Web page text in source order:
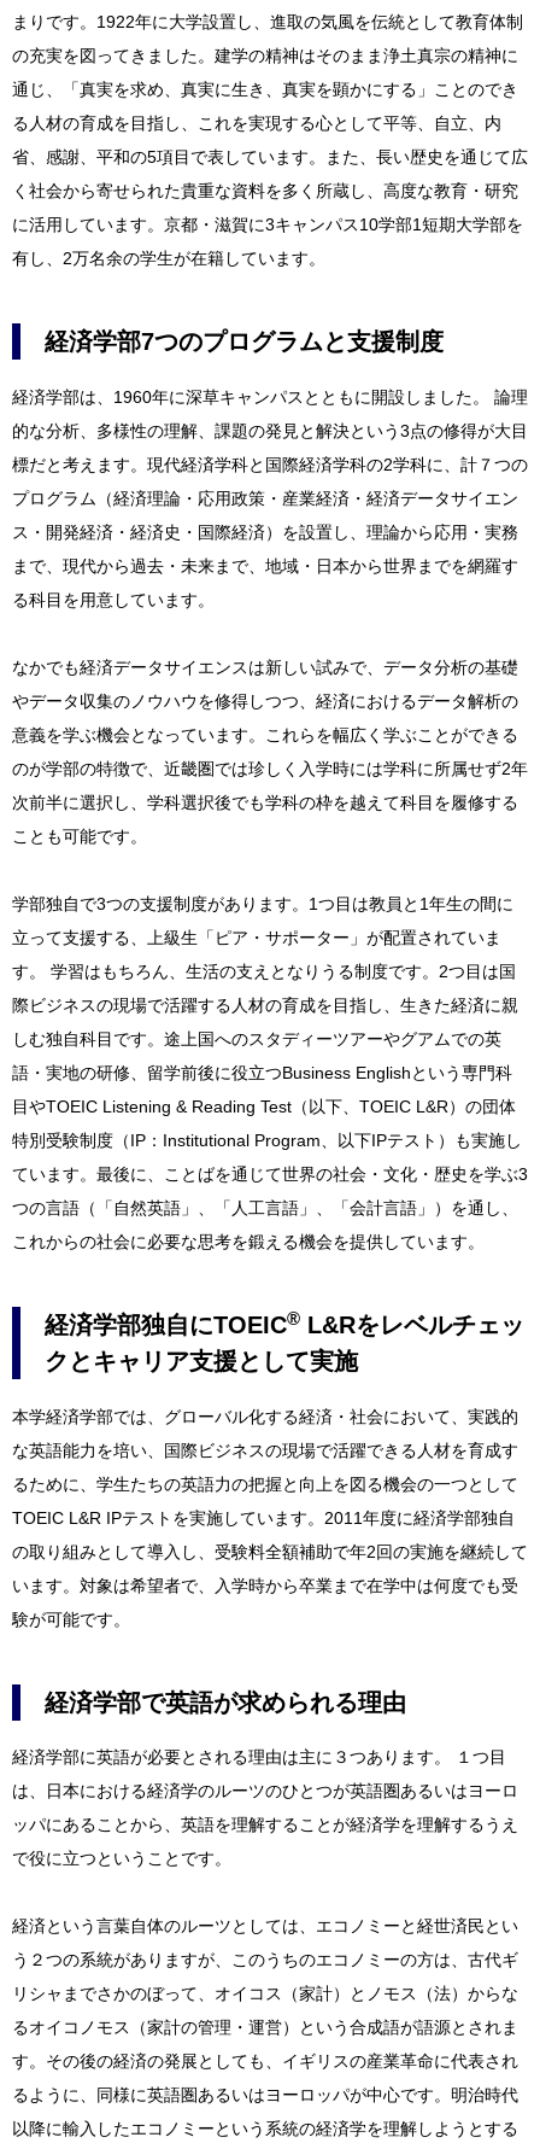
まりです。1922年に大学設置し、進取の気風を伝統として教育体制
の充実を図ってきました。建学の精神はそのまま浄土真宗の精神に
通じ、「真実を求め、真実に生き、真実を顕かにする」ことのでき
る人材の育成を目指し、これを実現する心として平等、自立、内
省、感謝、平和の5項目で表しています。また、長い歴史を通じて広
く社会から寄せられた貴重な資料を多く所蔵し、高度な教育・研究
に活用しています。京都・滋賀に3キャンパス10学部1短期大学部を
有し、2万名余の学生が在籍しています。
経済学部7つのプログラムと支援制度
経済学部は、1960年に深草キャンパスとともに開設しました。 論理
的な分析、多様性の理解、課題の発見と解決という3点の修得が大目
標だと考えます。現代経済学科と国際経済学科の2学科に、計７つの
プログラム（経済理論・応用政策・産業経済・経済データサイエン
ス・開発経済・経済史・国際経済）を設置し、理論から応用・実務
まで、現代から過去・未来まで、地域・日本から世界までを網羅す
る科目を用意しています。
なかでも経済データサイエンスは新しい試みで、データ分析の基礎
やデータ収集のノウハウを修得しつつ、経済におけるデータ解析の
意義を学ぶ機会となっています。これらを幅広く学ぶことができる
のが学部の特徴で、近畿圏では珍しく入学時には学科に所属せず2年
次前半に選択し、学科選択後でも学科の枠を越えて科目を履修する
ことも可能です。
学部独自で3つの支援制度があります。1つ目は教員と1年生の間に
立って支援する、上級生「ピア・サポーター」が配置されていま
す。 学習はもちろん、生活の支えとなりうる制度です。2つ目は国
際ビジネスの現場で活躍する人材の育成を目指し、生きた経済に親
しむ独自科目です。途上国へのスタディーツアーやグアムでの英
語・実地の研修、留学前後に役立つBusiness Englishという専門科
目やTOEIC Listening & Reading Test（以下、TOEIC L&R）の団体
特別受験制度（IP：Institutional Program、以下IPテスト）も実施し
ています。最後に、ことばを通じて世界の社会・文化・歴史を学ぶ3
つの言語（「自然英語」、「人工言語」、「会計言語」）を通し、
これからの社会に必要な思考を鍛える機会を提供しています。
経済学部独自にTOEIC® L&Rをレベルチェッ
クとキャリア支援として実施
本学経済学部では、グローバル化する経済・社会において、実践的
な英語能力を培い、国際ビジネスの現場で活躍できる人材を育成す
るために、学生たちの英語力の把握と向上を図る機会の一つとして
TOEIC L&R IPテストを実施しています。2011年度に経済学部独自
の取り組みとして導入し、受験料全額補助で年2回の実施を継続して
います。対象は希望者で、入学時から卒業まで在学中は何度でも受
験が可能です。
経済学部で英語が求められる理由
経済学部に英語が必要とされる理由は主に３つあります。 １つ目
は、日本における経済学のルーツのひとつが英語圏あるいはヨーロ
ッパにあることから、英語を理解することが経済学を理解するうえ
で役に立つということです。
経済という言葉自体のルーツとしては、エコノミーと経世済民とい
う２つの系統がありますが、このうちのエコノミーの方は、古代ギ
リシャまでさかのぼって、オイコス（家計）とノモス（法）からな
るオイコノモス（家計の管理・運営）という合成語が語源とされま
す。その後の経済の発展としても、イギリスの産業革命に代表され
るように、同様に英語圏あるいはヨーロッパが中心です。明治時代
以降に輸入したエコノミーという系統の経済学を理解しようとする